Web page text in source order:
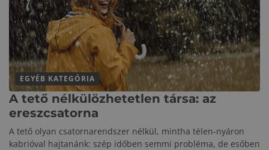
EGYÉB KATEGÓRIA
A tető nélkülözhetetlen társa: az
ereszcsatorna
A tető olyan csatornarendszer nélkül, mintha télen-nyáron
kabrióval hajtanánk: szép időben semmi probléma, de esőben